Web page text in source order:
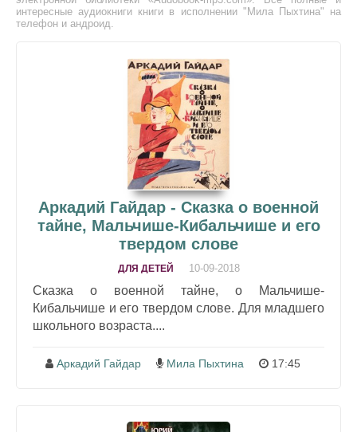
интересные аудиокниги книги в исполнении "Мила Пыхтина" на
телефон и андроид.
Аркадий Гайдар - Сказка о военной
тайне, Мальчише-Кибальчише и его
твердом слове
ДЛЯ ДЕТЕЙ 10-09-2018
Сказка о военной тайне, о Мальчише-
Кибальчише и его твердом слове. Для младшего
школьного возраста....
Аркадий Гайдар Мила Пыхтина 17:45